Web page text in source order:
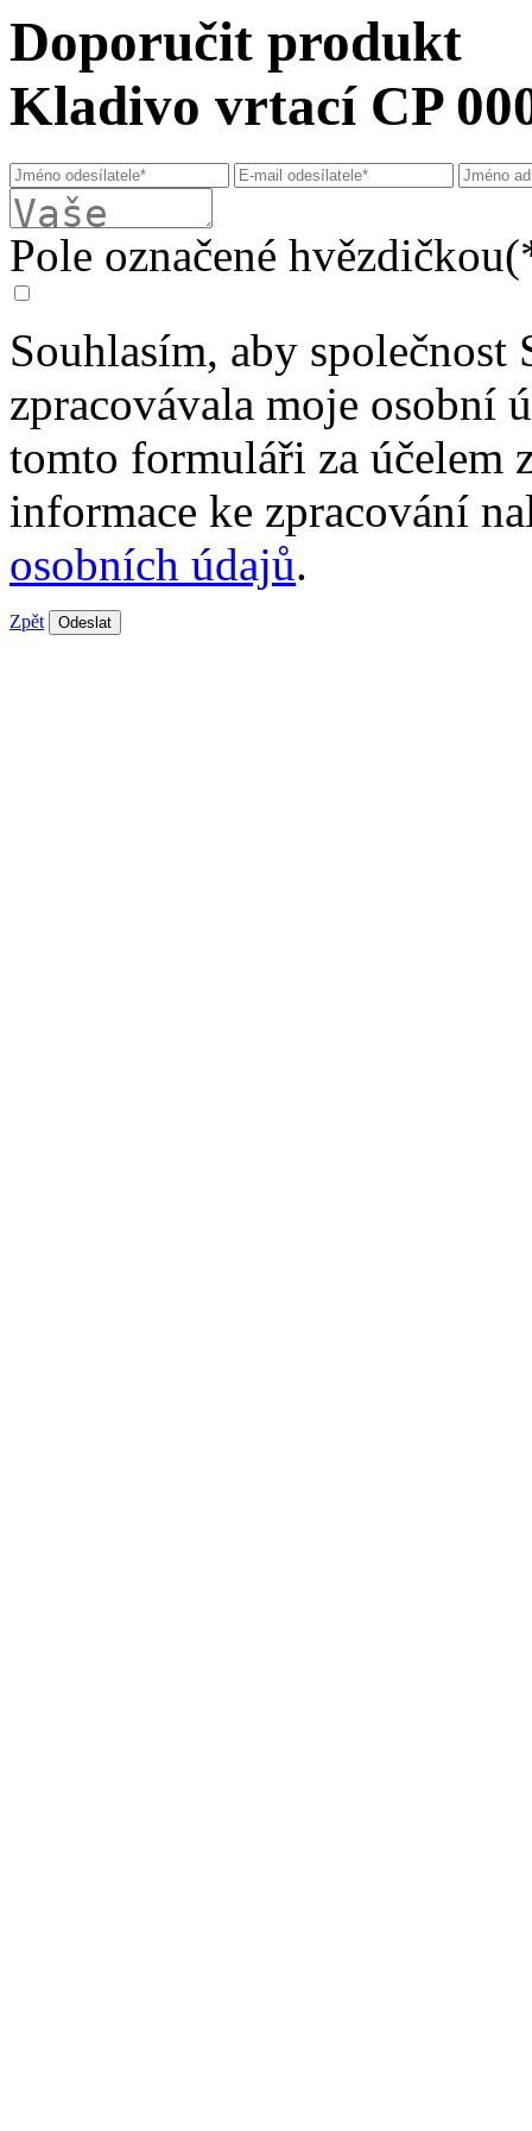
Doporučit produkt
Kladivo vrtací CP
Pole označené
Souhlasím, aby společnost
zpracovávala moje osobní
tomto formuláři za účelem
informace ke zpracování
osobních údajů.
Zpět Odeslat